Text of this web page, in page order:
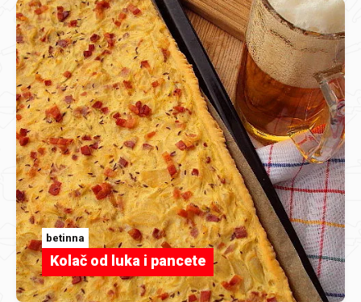
betinna
Kolač od luka i pancete